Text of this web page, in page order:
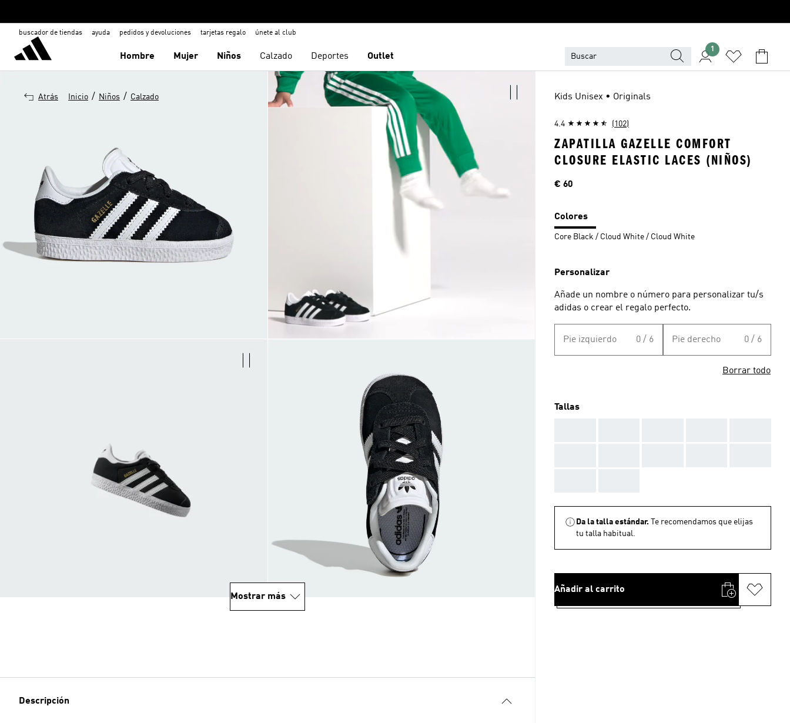
buscador de tiendas ayuda pedidos y devoluciones tarjetas regalo únete al club
Hombre Mujer Niños Calzado Deportes Outlet
1
Atrás Inicio / Niños / Calzado
Mostrar más
Descripción
Kids Unisex • Originals
4.4 (102)
ZAPATILLA GAZELLE COMFORT
CLOSURE ELASTIC LACES (NIÑOS)
Precio
€ 60
Colores
Core Black / Cloud White / Cloud White
Personalizar
Añade un nombre o número para personalizar tu/s
adidas o crear el regalo perfecto.
Pie izquierdo 0 / 6 Pie derecho 0 / 6
Borrar todo
Tallas
Da la talla estándar.
Te recomendamos que elijas
tu talla habitual.
Añadir al carrito